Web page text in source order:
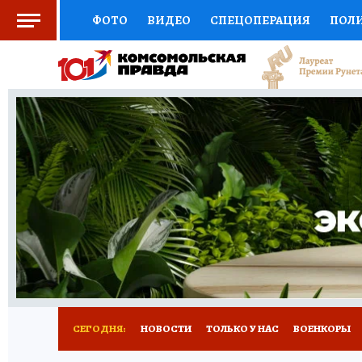
ФОТО ВИДЕО СПЕЦОПЕРАЦИЯ
СОЦПОДДЕРЖКА НАУКА СПОРТ
ВЫБОР ЭКСПЕРТОВ ДОКТОР
КНИЖНАЯ ПОЛКА ПРОГНОЗЫ НА СПОРТ
ПРЕСС-ЦЕНТР НЕДВИЖИМОСТЬ
РАДИО КП РЕКЛАМА ТЕСТЫ НОВОЕ
СЕГОДНЯ: НОВОСТИ ТОЛЬКО У НАС ВОЕНКОРЫ